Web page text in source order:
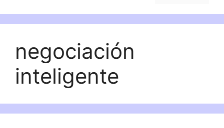
negociación
inteligente